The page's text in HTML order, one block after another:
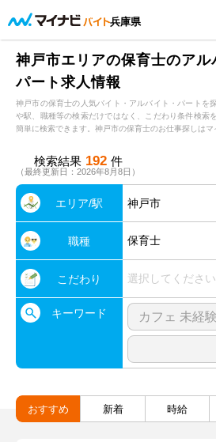
兵庫県
神戸市エリアの保育士のアル
パート求人情報
神戸市の保育士の人気バイト・アルバイト・パートを
や駅、職種等の検索だけではなく、こだわり条件検索
簡単に検索できます。神戸市の保育士のお仕事探しはマ
検索結果 192 件
（最終更新日：2026年8月8日）
エリア/駅 神戸市
職種 保育士
こだわり 選択してください
キーワード
おすすめ 新着 時給